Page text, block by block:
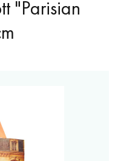
"Parisian